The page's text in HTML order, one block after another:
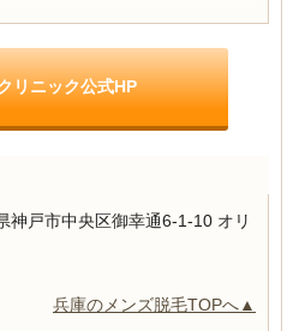
リニック公式HP
神戸市中央区御幸通6-1-10 オリ
兵庫のメンズ脱毛TOPへ▲